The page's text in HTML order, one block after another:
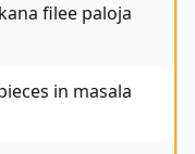
filee paloja
in masala